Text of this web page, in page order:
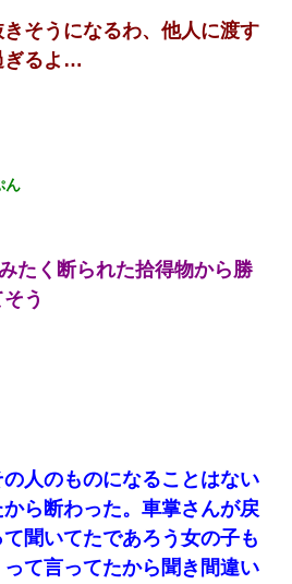
ﾀﾋ。→母の貯金が0なことが判明。→母
どうか見捨てないで(土下座」俺・嫁
→どうも連れ子は…
果→衝撃の事実が判明したｗｗｗｗｗ
話さない男子がいた。→修学旅行に来
緒になりたいから、わかれてくださ
生活してると…
い駐車場にエンジンかけっ放しの車を
いな声も聞こえてきたので気になっ
さんの下敷きになってた
そうになるわ、他人に渡す
ぎるよ…
ん
たく断られた拾得物から勝
う
人のものになることはない
ら断わった。車掌さんが戻
聞いてたであろう女の子も
て言ってたから聞き間違い